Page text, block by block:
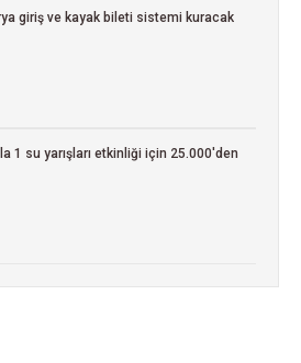
giriş ve kayak bileti sistemi kuracak
1 su yarışları etkinliği için 25.000'den